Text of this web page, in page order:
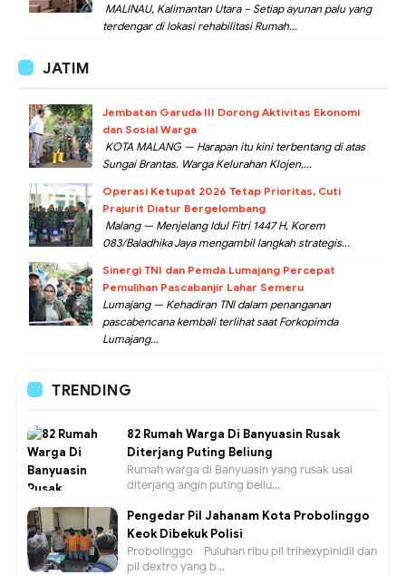
MALINAU, Kalimantan Utara – Setiap ayunan palu yang
terdengar di lokasi rehabilitasi Rumah...
JATIM
Jembatan Garuda III Dorong Aktivitas Ekonomi
dan Sosial Warga
KOTA MALANG — Harapan itu kini terbentang di atas
Sungai Brantas. Warga Kelurahan Klojen,...
Operasi Ketupat 2026 Tetap Prioritas, Cuti
Prajurit Diatur Bergelombang
Malang — Menjelang Idul Fitri 1447 H, Korem
083/Baladhika Jaya mengambil langkah strategis...
Sinergi TNI dan Pemda Lumajang Percepat
Pemulihan Pascabanjir Lahar Semeru
Lumajang — Kehadiran TNI dalam penanganan
pascabencana kembali terlihat saat Forkopimda
Lumajang...
TRENDING
82 Rumah Warga Di Banyuasin Rusak
Diterjang Puting Beliung
Rumah warga di Banyuasin yang rusak usai
diterjang angin puting beliu...
Pengedar Pil Jahanam Kota Probolinggo
Keok Dibekuk Polisi
Probolinggo - Puluhan ribu pil trihexypinidil dan
pil dextro yang b...